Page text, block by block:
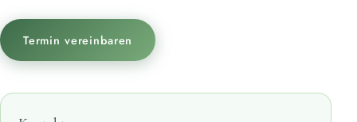
Termin vereinbaren